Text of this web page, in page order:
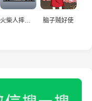
火柴人摔炮仗 脑子贼好使